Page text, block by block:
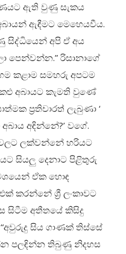
ඇති වුණු සැකය
ඇඳීමට මෙහෙයවීය.
සිද්ධියෙන් අපි ඒ අය
පෙන්වන්න.” රිසානාගේ
කළාම සමහරු අපටම
අබායට කැමති වුණේ
ප්‍රතිචාරත් ලැබුණා ‘
අඳින්නේ?’ වගේ.
ලක්වන්නේ හරියට
සියලු දෙනාට පිළිතුරු
ඒක හොඳ
කරන්නේ ශ්‍රී ලංකාවට
සිටීම අතීතයේ කිසිදු
සිය ගාණක් තිස්සේ
පලඳින්න තිබුණු නිදහස